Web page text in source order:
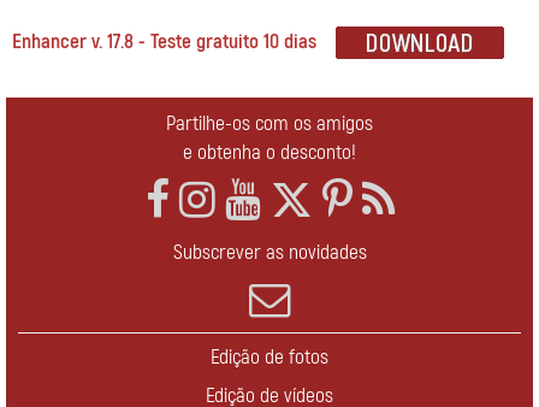
Enhancer v. 17.8 - Teste gratuito 10 dias
Partilhe-os com os amigos
e obtenha o desconto!
Subscrever as novidades
Edição de fotos
Edição de vídeos